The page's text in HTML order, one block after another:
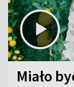
Miało